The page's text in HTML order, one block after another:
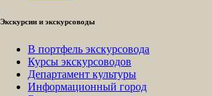
Экскурсии и экскурсоводы
В портфель экскурсовода
Курсы экскурсоводов
Департамент культуры
Информационный город